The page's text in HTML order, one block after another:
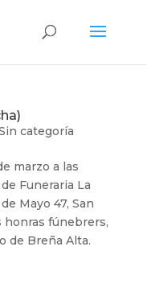
categoría
marzo a las
Funeraria La
Mayo 47, San
honras fúnebrers,
de Breña Alta.